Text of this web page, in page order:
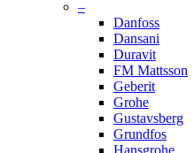
–
Danfoss
Dansani
Duravit
FM Mattsson
Geberit
Grohe
Gustavsberg
Grundfos
Hansgrohe